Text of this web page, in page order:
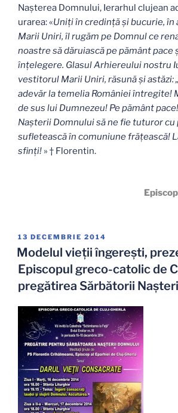
Naşterea Domnului, Ierarhul clujean
urarea: «Uniți în credinţă şi bucurie,
Marii Uniri, îl rugăm pe Domnul ce
noastre să dăruiască pe pământ pace
înțelegere. Glasul Arhiereului nostru
vestitorul Marii Uniri, răsună și astăzi:
adevăr la temelia României întregite!
de sus lui Dumnezeu! Pe pământ
Nașterii Domnului să ne fie tuturor cu
sufletească în comuniune frățească!
sfinți! » † Florentin.
PUBLICAT
PE
13 DECEMBRIE 2014
Modelul vieţii îngereşti,
Episcopul greco-catolic de
pregătirea Sărbătorii